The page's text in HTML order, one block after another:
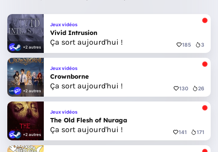
+2 autres
Jeux vidéos
Vivid Intrusion
Ça sort aujourd'hui ! 185 3
+2 autres
Jeux vidéos
Crownborne
Ça sort aujourd'hui ! 130 26
+2 autres
Jeux vidéos
The Old Flesh of Nuraga
Ça sort aujourd'hui ! 141 171